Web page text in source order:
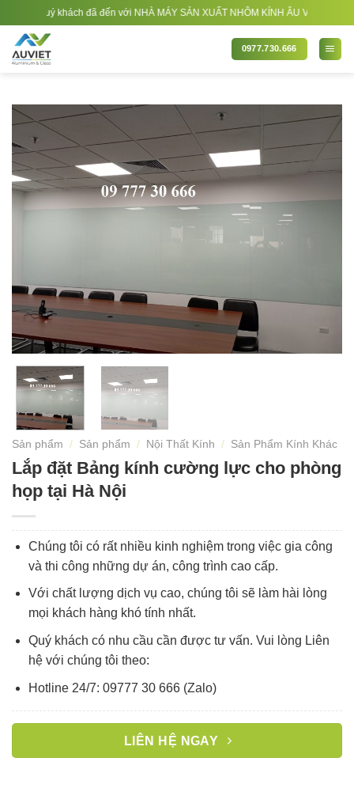
qua
nội
dung
quý khách đã đến với NHÀ MÁY SẢN XUẤT NHÔM KÍNH ÂU VIỆT. Nhà Sản
0977.730.666
Sản phẩm / Sản phẩm / Nội Thất Kính / Sản Phẩm Kính Khác
Lắp đặt Bảng kính cường lực cho phòng
họp tại Hà Nội
Chúng tôi có rất nhiều kinh nghiệm trong việc gia công
và thi công những dự án, công trình cao cấp.
Với chất lượng dịch vụ cao, chúng tôi sẽ làm hài lòng
mọi khách hàng khó tính nhất.
Quý khách có nhu cầu cần được tư vấn. Vui lòng Liên
hệ với chúng tôi theo:
Hotline 24/7: 09777 30 666 (Zalo)
LIÊN HỆ NGAY